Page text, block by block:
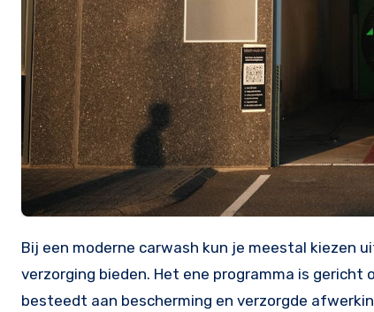
Bij een moderne carwash kun je meestal kiezen uit verschillende programma’s die elk een ander niveau van reiniging en
verzorging bieden. Het ene programma is
besteedt aan bescherming en verzorgde